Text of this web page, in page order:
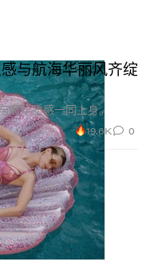
与航海华丽风齐绽
奢华质感一同上身。
19.6K 0